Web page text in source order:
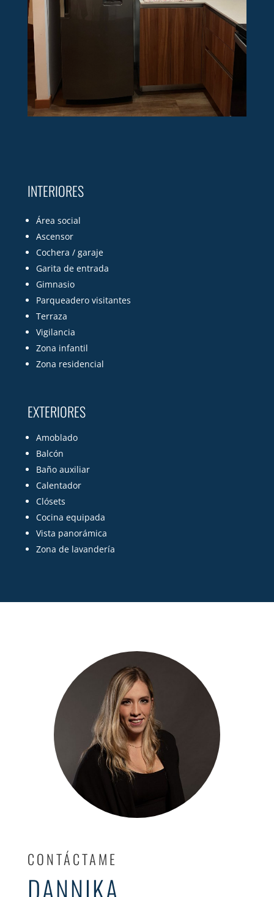
INTERIORES
Área social
Ascensor
Cochera / garaje
Garita de entrada
Gimnasio
Parqueadero visitantes
Terraza
Vigilancia
Zona infantil
Zona residencial
EXTERIORES
Amoblado
Balcón
Baño auxiliar
Calentador
Clósets
Cocina equipada
Vista panorámica
Zona de lavandería
CONTÁCTAME
DANNIKA